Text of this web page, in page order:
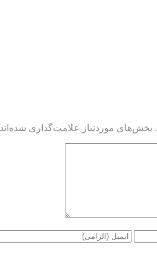
بخش‌های موردنیاز علامت‌گذاری شده‌اند